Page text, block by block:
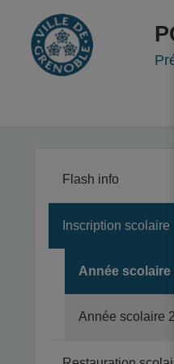
Flash info
Inscription scolaire
Année scolaire
Année scolaire